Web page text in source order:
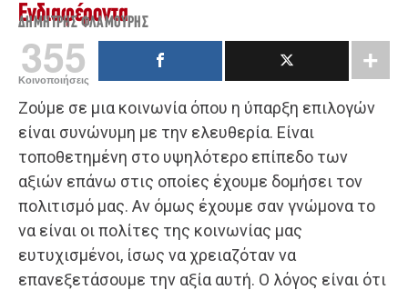
Ενδιαφέροντα
ΔΗΜΉΤΡΗΣ ΦΛΑΜΟΎΡΗΣ
355
Κοινοποιήσεις
Ζούμε σε μια κοινωνία όπου η ύπαρξη επιλογών
είναι συνώνυμη με την ελευθερία. Είναι
τοποθετημένη στο υψηλότερο επίπεδο των
αξιών επάνω στις οποίες έχουμε δομήσει τον
πολιτισμό μας. Αν όμως έχουμε σαν γνώμονα το
να είναι οι πολίτες της κοινωνίας μας
ευτυχισμένοι, ίσως να χρειαζόταν να
επανεξετάσουμε την αξία αυτή. Ο λόγος είναι ότι